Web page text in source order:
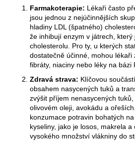
Farmakoterapie: Lékaři často
jsou jednou z nejúčinnějších
hladiny LDL (špatného)
že inhibují enzym v játrech,
cholesterolu. Pro ty, u kterých
dostatečně účinné, mohou lékaři
fibráty, niaciny nebo léky na bázi
Zdravá strava: Klíčovou
obsahem nasycených tuků a
zvýšit příjem nenasycených
olivovém oleji, avokádu a
konzumace potravin bohatých
kyseliny, jako je losos, makrela
vysokého množství vlákniny do